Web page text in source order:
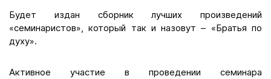
Будет издан сборник лучших произведений
«семинаристов», который так и назовут – «Братья по
духу».
Активное участие в проведении семинара